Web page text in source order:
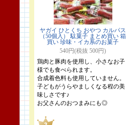
ヤガイ ひとくち おやつ カルパス
（50個入） 駄菓子 まとめ買い 箱
買い 珍味・イカ系のお菓子
540円(税抜 500円)
鶏肉と豚肉を使用し、小さなお子
様でも食べられます。
合成着色料も使用していません。
子どもがうらやましくなる程の美
味しさです♪
お父さんのおつまみにも◎